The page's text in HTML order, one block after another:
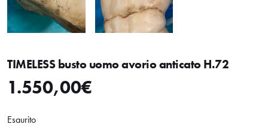
TIMELESS busto uomo avorio anticato H.72
1.550,00€
Esaurito